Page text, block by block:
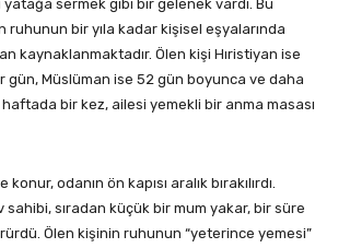
sermek gibi bir gelenek vardı. Bu
ruhunun bir yıla kadar kişisel eşyalarında
kaynaklanmaktadır. Ölen kişi Hıristiyan ise
gün, Müslüman ise 52 gün boyunca ve daha
bir kez, ailesi yemekli bir anma masası
odanın ön kapısı aralık bırakılırdı.
sıradan küçük bir mum yakar, bir süre
Ölen kişinin ruhunun “yeterince yemesi”